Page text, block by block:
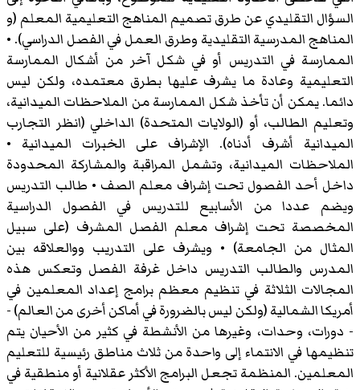
السؤال التقليدي عن طرق تصميم المناهج التعليمية المعلم (و
المناهج المدرسية التقليدية وطرق العمل في الفصل الدراسي). •
الممارسة في التدريس أو في شكل آخر من أشكال الممارسة
التعليمية وعادة ما يشرف عليها بطرق معتمده، ولكن ليس
دائما. يمكن أن تأخذ شكل الممارسة من الملاحظات الميدانية،
وتعليم الطالب، أو (الولايات المتحدة) الداخلي (انظر التجارب
الميدانية أشرف أدناه). الإشراف على الخبرات الميدانية •
الملاحظات الميدانية، وتشمل المراقبة والمشاركة المحدودة
داخل أحد الفصول تحت إشراف معلم الصف • طالب التدريس
ويضم عددا من الأسابيع للتدريس في الفصول الدراسية
المخصصة تحت إشراف معلم الفصل المشرف (على سبيل
المثال من الجامعة) • ويشرف على التدريب ووالعلاقه بين
المدرس والطالب التدريس داخل غرفة الفصل وتعكس هذه
المجالات الثلاثة في تنظيم معظم برامج إعداد المعلمين في
أمريكا الشمالية (ولكن ليس بالضرورة في أماكن أخرى من العالم) -
- دورات، وحدات، وغيرها من الأنشطة في كثير من الأحيان يتم
تنظيمها في الانتماء إلى واحدة من ثلاث مناطق رئيسية للتعليم
المعلمين. المنظمة تجعل البرامج الأكثر عقلانية أو منطقية في